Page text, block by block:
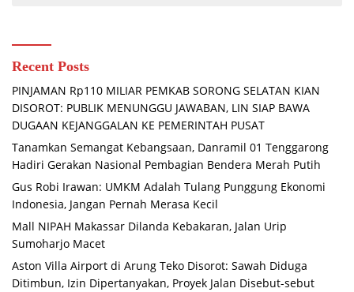
Recent Posts
PINJAMAN Rp110 MILIAR PEMKAB SORONG SELATAN KIAN
DISOROT: PUBLIK MENUNGGU JAWABAN, LIN SIAP BAWA
DUGAAN KEJANGGALAN KE PEMERINTAH PUSAT
Tanamkan Semangat Kebangsaan, Danramil 01 Tenggarong
Hadiri Gerakan Nasional Pembagian Bendera Merah Putih
Gus Robi Irawan: UMKM Adalah Tulang Punggung Ekonomi
Indonesia, Jangan Pernah Merasa Kecil
Mall NIPAH Makassar Dilanda Kebakaran, Jalan Urip
Sumoharjo Macet
Aston Villa Airport di Arung Teko Disorot: Sawah Diduga
Ditimbun, Izin Dipertanyakan, Proyek Jalan Disebut-sebut